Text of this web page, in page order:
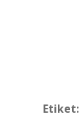
Etiket: